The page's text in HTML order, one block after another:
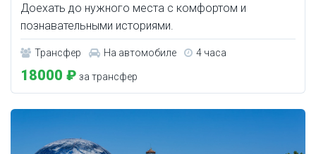
Доехать до нужного места с комфортом и
познавательными историями.
Трансфер На автомобиле 4 часа
18000 ₽ за трансфер